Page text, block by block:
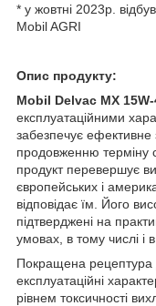
* у жовтні 2023р.
Mobil AGRI
Опис продукту:
Mobil Delvac MX
експлуатаційними
забезпечує ефективне
продовженню терміну
продукт перевершує
європейських і
відповідає їм. Його
підтверджені на
умовах, в тому числі і
Покращена рецептура
експлуатаційні
рівнем токсичності